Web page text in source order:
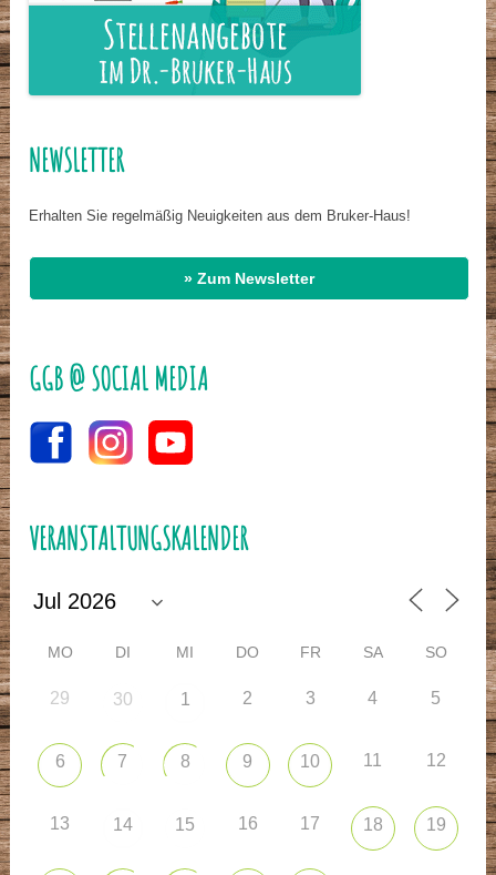
NEWSLETTER
Erhalten Sie regelmäßig Neuigkeiten aus dem Bruker-Haus!
» Zum Newsletter
GGB @ SOCIAL MEDIA
VERANSTALTUNGSKALENDER
MO DI MI DO FR SA SO
29 30 1 2 3 4 5
6 7 8 9 10 11 12
13 14 15 16 17 18 19